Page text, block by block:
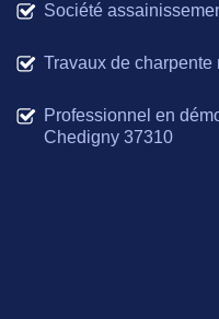
Société
Travaux de
Professionnel en
Chedigny 37310